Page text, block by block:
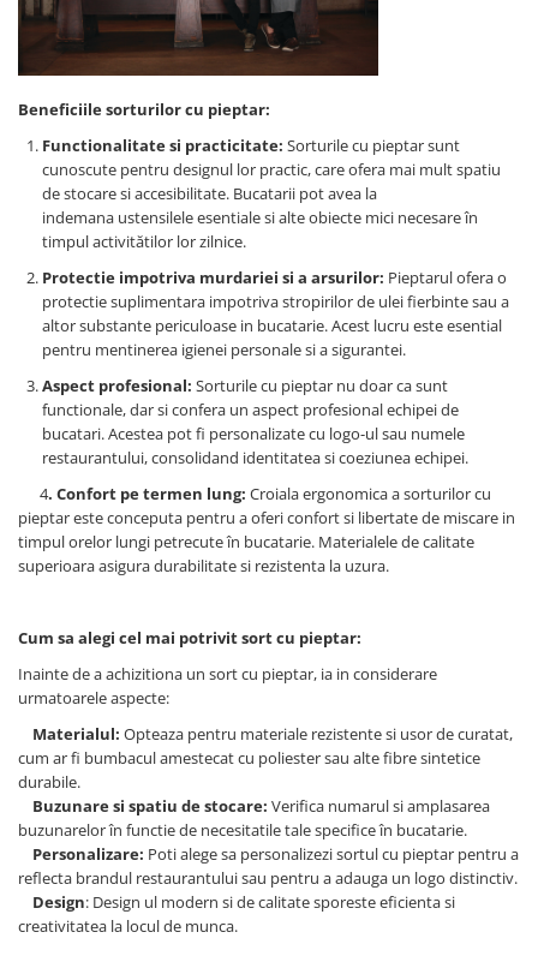
Beneficiile sorturilor cu pieptar:
Functionalitate si practicitate: Sorturile cu pieptar sunt
cunoscute pentru designul lor practic, care ofera mai mult spatiu
de stocare si accesibilitate. Bucatarii pot avea la
indemana ustensilele esentiale si alte obiecte mici necesare în
timpul activitătilor lor zilnice.
Protectie impotriva murdariei si a arsurilor: Pieptarul ofera o
protectie suplimentara impotriva stropirilor de ulei fierbinte sau a
altor substante periculoase in bucatarie. Acest lucru este esential
pentru mentinerea igienei personale si a sigurantei.
Aspect profesional: Sorturile cu pieptar nu doar ca sunt
functionale, dar si confera un aspect profesional echipei de
bucatari. Acestea pot fi personalizate cu logo-ul sau numele
restaurantului, consolidand identitatea si coeziunea echipei.
4. Confort pe termen lung: Croiala ergonomica a sorturilor cu
pieptar este conceputa pentru a oferi confort si libertate de miscare in
timpul orelor lungi petrecute în bucatarie. Materialele de calitate
superioara asigura durabilitate si rezistenta la uzura.
Cum sa alegi cel mai potrivit sort cu pieptar:
Inainte de a achizitiona un sort cu pieptar, ia in considerare
urmatoarele aspecte:
Materialul: Opteaza pentru materiale rezistente si usor de curatat,
cum ar fi bumbacul amestecat cu poliester sau alte fibre sintetice
durabile.
Buzunare si spatiu de stocare: Verifica numarul si amplasarea
buzunarelor în functie de necesitatile tale specifice în bucatarie.
Personalizare: Poti alege sa personalizezi sortul cu pieptar pentru a
reflecta brandul restaurantului sau pentru a adauga un logo distinctiv.
Design: Design ul modern si de calitate sporeste eficienta si
creativitatea la locul de munca.